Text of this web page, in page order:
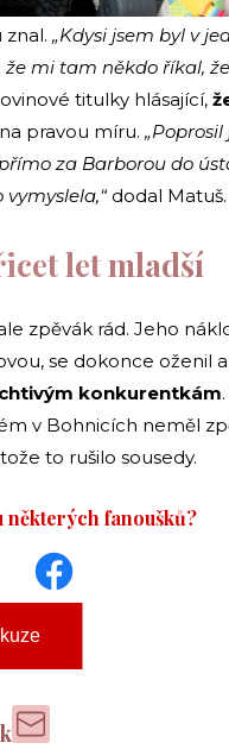
„Kdysi jsem byl v
mi tam někdo říkal,
titulky hlásající,
pravou míru.
za Barborou do
vymyslela,“dodal Matuš.
let mladší
zpěvák rád. Jeho
se dokonce oženil
konkurentkám
v Bohnicích neměl
to rušilo sousedy.
některých fanoušků?